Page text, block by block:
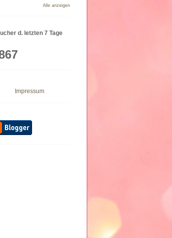
Alle anzeigen
d. letzten 7 Tage
Impressum